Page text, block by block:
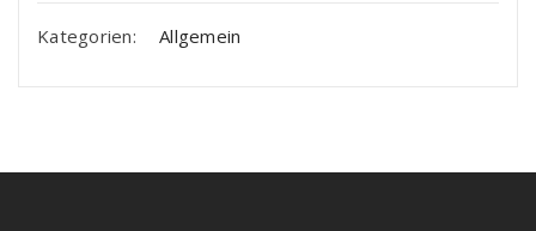
Kategorien: Allgemein